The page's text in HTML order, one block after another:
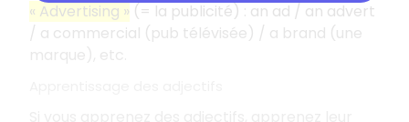
« Advertising » (= la publicité) : an ad / an advert
/ a commercial (pub télévisée) / a brand (une